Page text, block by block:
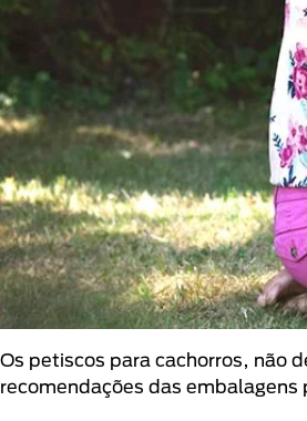
Os petiscos para cachorros, não
recomendações das embalagens